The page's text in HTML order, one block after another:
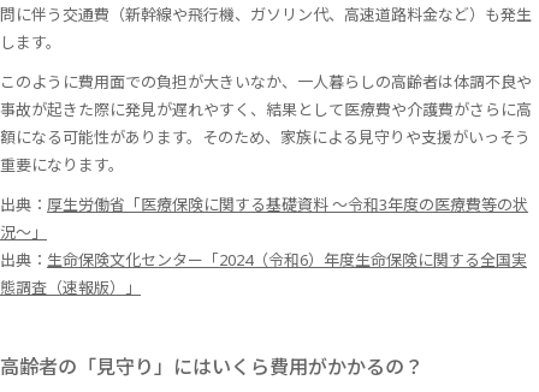
問に伴う交通費（新幹線や飛行機、ガソリン代、高速道路料金など）も発生
します。
このように費用面での負担が大きいなか、一人暮らしの高齢者は体調不良や
事故が起きた際に発見が遅れやすく、結果として医療費や介護費がさらに高
額になる可能性があります。そのため、家族による見守りや支援がいっそう
重要になります。
出典： 厚生労働省「医療保険に関する基礎資料 ～令和3年度の医療費等の状
況～」
出典： 生命保険文化センター「2024（令和6）年度生命保険に関する全国実
態調査（速報版）」
高齢者の「見守り」にはいくら費用がかかるの？